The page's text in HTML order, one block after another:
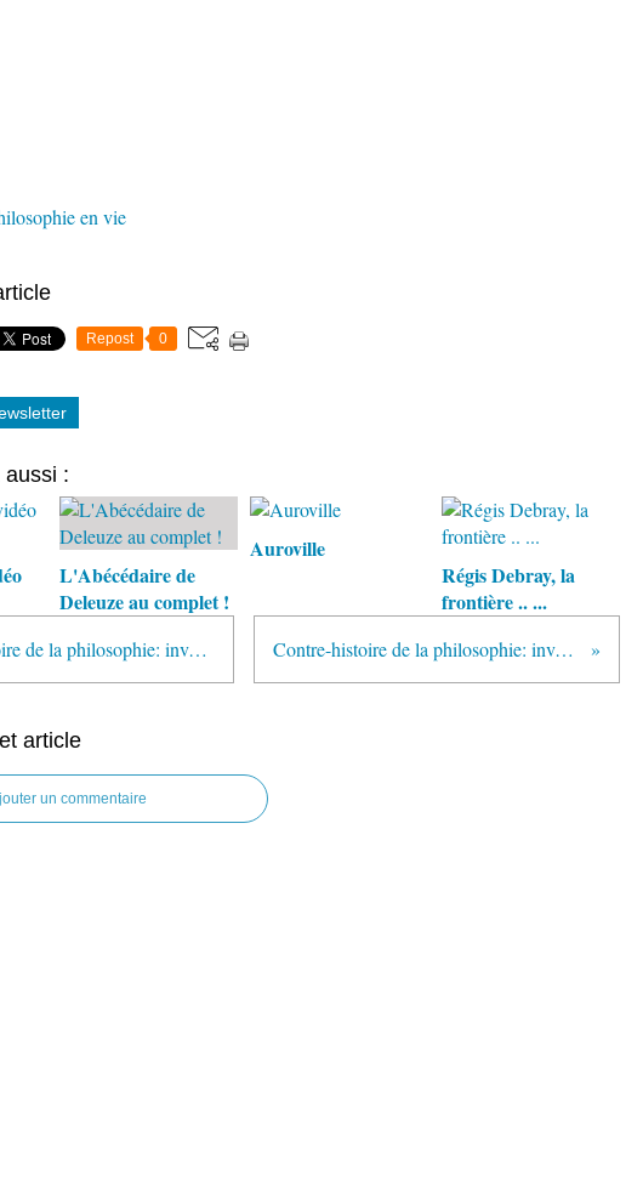
en vie
Repost 0
aussi :
L'Abécédaire de
Deleuze au complet !
Auroville
Régis Debray, la
frontière .. ...
Contre-histoire de la philosophie: invention du christianisme(2) Contre-histoire de la philosophie: invention du christianisme(4)
article
un commentaire